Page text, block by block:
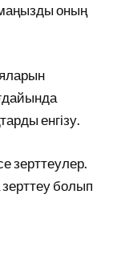
маңызды оның
енгізу.
зерттеулер.
болып